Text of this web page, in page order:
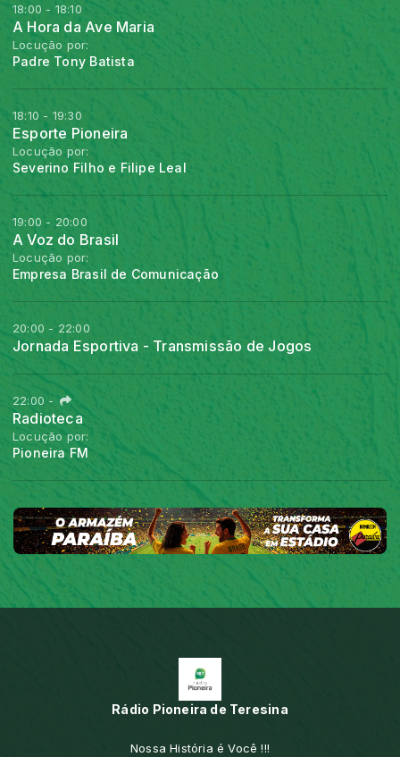
18:00 - 18:10
A Hora da Ave Maria
Locução por:
Padre Tony Batista
18:10 - 19:30
Esporte Pioneira
Locução por:
Severino Filho e Filipe Leal
19:00 - 20:00
A Voz do Brasil
Locução por:
Empresa Brasil de Comunicação
20:00 - 22:00
Jornada Esportiva - Transmissão de Jogos
22:00 -
Radioteca
Locução por:
Pioneira FM
Rádio Pioneira de Teresina
Nossa História é Você !!!